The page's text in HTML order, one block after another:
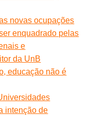
novas ocupações
enquadrado pelas
e
da UnB
educação não é
intenção de